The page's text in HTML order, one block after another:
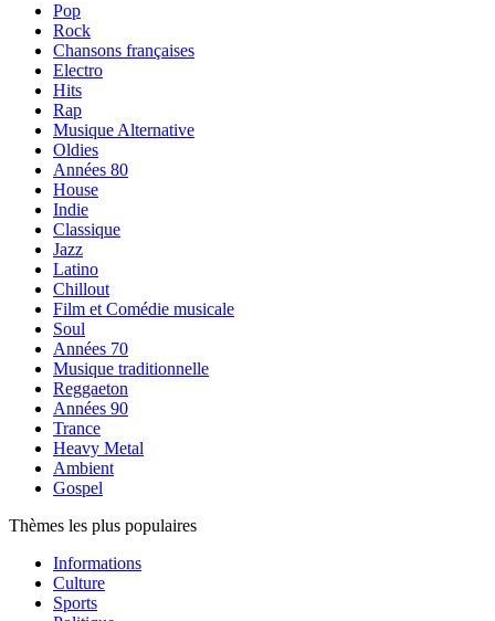
Pop
Rock
Chansons françaises
Electro
Hits
Rap
Musique Alternative
Oldies
Années 80
House
Indie
Classique
Jazz
Latino
Chillout
Film et Comédie musicale
Soul
Années 70
Musique traditionnelle
Reggaeton
Années 90
Trance
Heavy Metal
Ambient
Gospel
Thèmes les plus populaires
Informations
Culture
Sports